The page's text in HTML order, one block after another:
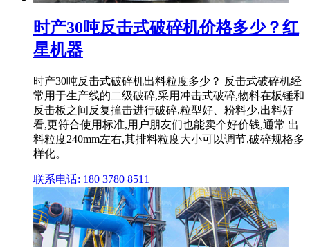
时产30吨反击式破碎机价格多少？红
星机器
时产30吨反击式破碎机出料粒度多少？ 反击式破碎机经
常用于生产线的二级破碎,采用冲击式破碎,物料在板锤和
反击板之间反复撞击进行破碎,粒型好、粉料少,出料好
看,更符合使用标准,用户朋友们也能卖个好价钱,通常 出
料粒度240mm左右,其排料粒度大小可以调节,破碎规格多
样化。
联系电话: 180 3780 8511